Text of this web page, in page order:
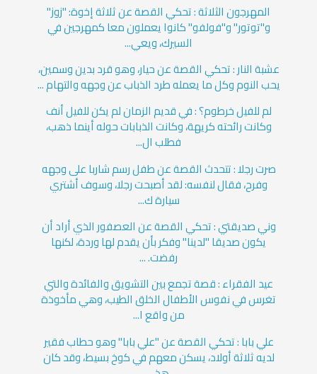
المهرجون الثلاثة : تحكي القصة عن ثلاثة إخوة: "زوز"
و"توتور" و"فولفو" كانوا يعملون معا كمهرجين في
السيرك، ويعي...
عشبة النار : تحكي القصة عن حيار، وهو قرد بدين وسمين،
يحب النوم وكل ما يعمله طرد الذباب عن وجهه والتهام ...
لم للفيل خرطوم؟ : في قديم الزمان لم يكن للفيل أنف
وكانت رائحته كريهة، وكانت الذبابات حوله أينما ذهب،
فطلب ال...
صرت رجلا : تتحدث القصة عن طفل رسم شاربا على وجهه
وفرح، فقال لنفسه: لقد أصبحت رجلا، وسوف أشتري
سيارة ك...
وني صديقتي : تحكي القصة عن العصفور الذي أراد أن
يكون صديقا "لدينا" وفكر بأن يقدم لها وردة، لكنها
رفضت. ...
عيد الفقراء : قصة تجمع بين التشويق والفائدة والتي
تغرس في نفوس الأطفال الخلق الطيب، وهي مأخوذة
من واقع ا...
علي بابا : تحكي القصة عن "علي بابا" وهو حطاب فقير
لديه ثلاثة أولاد، يسكن معهم في كوخ بسيط، وقد كان